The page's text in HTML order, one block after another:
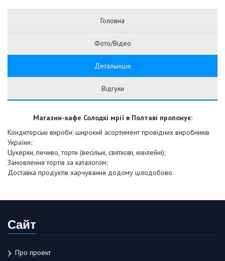
Головна
Фото/Відео
Детальніше
Відгуки
Магазин-кафе Солодкi мрії в Полтаві пропонує:
Кондитерські вироби: широкий асортимент провідних виробників
України;
Цукерки, печиво, торти (весільні, святкові, ювілейні);
Замовлення тортів за каталогом;
Доставка продуктів харчування додому цілодобово.
Сайт
Про проект